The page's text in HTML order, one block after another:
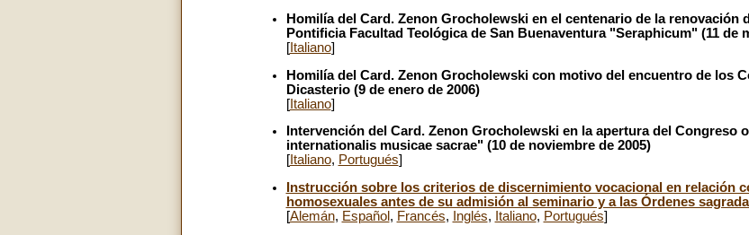
Homilía del Card. Zenon Grocholewski en el centenario de la renovación
Pontificia Facultad Teológica de San Buenaventura "Seraphicum" (11 de
[Italiano]
Homilía del Card. Zenon Grocholewski con motivo del encuentro de los
Dicasterio (9 de enero de 2006)
[Italiano]
Intervención del Card. Zenon Grocholewski en la apertura del Congreso
internationalis musicae sacrae" (10 de noviembre de 2005)
[Italiano, Portugués]
Instrucción sobre los criterios de discernimiento vocacional en relación
homosexuales antes de su admisión al seminario y a las Órdenes
[Alemán, Español , Francés, Inglés, Italiano, Portugués]